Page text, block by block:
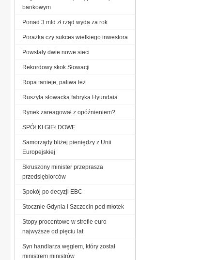
bankowym
Ponad 3 mld zł rząd wyda za rok
Porażka czy sukces wielkiego inwestora
Powstały dwie nowe sieci
Rekordowy skok Słowacji
Ropa tanieje, paliwa też
Ruszyła słowacka fabryka Hyundaia
Rynek zareagował z opóźnieniem?
SPÓŁKI GIEŁDOWE
Samorządy bliżej pieniędzy z Unii
Europejskiej
Skruszony minister przeprasza
przedsiębiorców
Spokój po decyzji EBC
Stocznie Gdynia i Szczecin pod młotek
Stopy procentowe w strefie euro
najwyższe od pięciu lat
Syn handlarza węglem, który został
ministrem ministrów